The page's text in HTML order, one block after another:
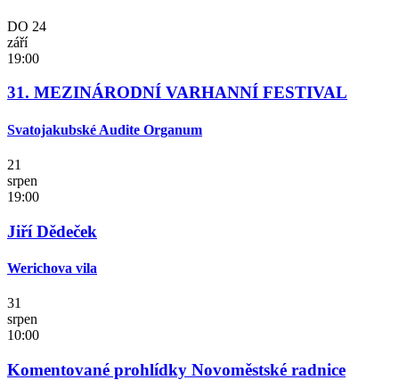
DO 24
září
19:00
31. MEZINÁRODNÍ VARHANNÍ FESTIVAL
Svatojakubské Audite Organum
21
srpen
19:00
Jiří Dědeček
Werichova vila
31
srpen
10:00
Komentované prohlídky Novoměstské radnice